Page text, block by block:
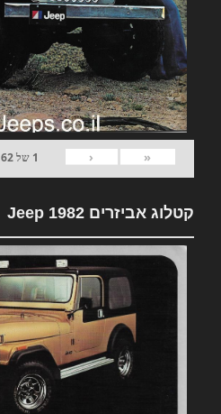
«
‹
1 של62
קטלוג אביזרים 1982 Jeep